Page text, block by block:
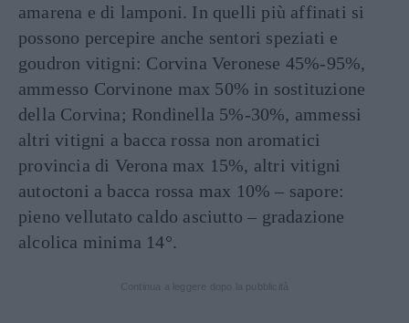
amarena e di lamponi. In quelli più affinati si
possono percepire anche sentori speziati e
goudron vitigni: Corvina Veronese 45%-95%,
ammesso Corvinone max 50% in sostituzione
della Corvina; Rondinella 5%-30%, ammessi
altri vitigni a bacca rossa non aromatici
provincia di Verona max 15%, altri vitigni
autoctoni a bacca rossa max 10% – sapore:
pieno vellutato caldo asciutto – gradazione
alcolica minima 14°.